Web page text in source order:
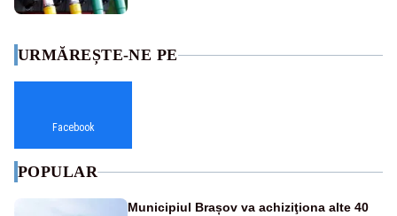
URMĂREȘTE-NE PE
Facebook
POPULAR
Municipiul Brașov va achiziţiona alte 40